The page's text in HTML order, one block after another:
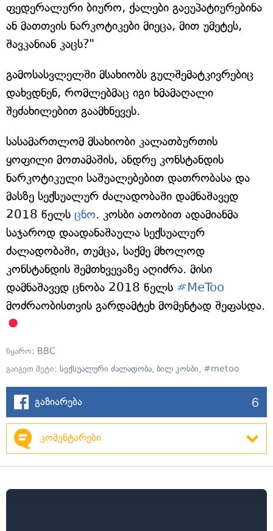
ფედერალური ბიურო, ქალები გაეუპატიურებინა
ან მათთვის ნარკოტიკები მიეცა, მით უმეტეს,
შავკანიან კაცს?"
გამოსასვლელში მსახიობს გულშემატკივრებიც
დახვდნენ, რომლებმაც იგი ხმამაღალი
შეძახილებით გაამხნევეს.
სასამართლომ მსახიობი კალათბურთის
ყოფილი მოთამაშის, ანდრე კონსტანდის
ნარკოტიკული საშუალებებით დათრობასა და
მასზე სექსუალურ ძალადობაში დამნაშავედ
2018 წელს ცნო. კოსბი ათობით ადამიანმა
საჯაროდ დაადანაშაულა სექსუალურ
ძალადობაში, თუმცა, საქმე მხოლოდ
კონსტანდის შემთხვევაზე აღიძრა. მისი
დამნაშავედ ცნობა 2018 წელს #MeToo
მოძრაობისთვის გარდამტეხ მომენტად შეფასდა.
წყარო: BBC
გაიგეთ მეტი: სექსუალური ძალადობა, ბილ კოსბი, #metoo
გაზიარება 6
კომენტარები